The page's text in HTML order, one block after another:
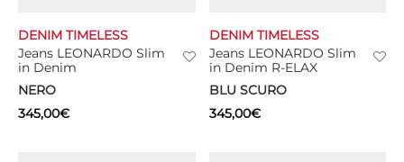
Jeans LEONARDO Slim
in Denim
NERO
DENIM TIMELESS
345,00€
Jeans LEONARDO Slim
in Denim R-ELAX
BLU SCURO
DENIM TIMELESS
345,00€